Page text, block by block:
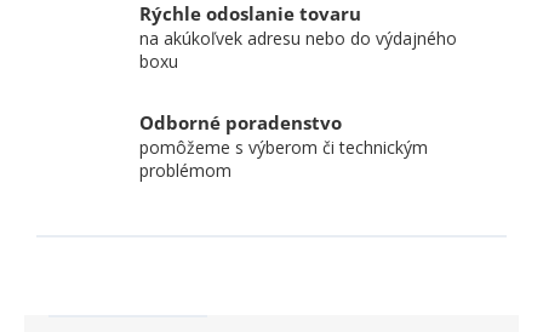
Rýchle odoslanie tovaru
na akúkoľvek adresu nebo do výdajného
boxu
Odborné poradenstvo
pomôžeme s výberom či technickým
problémom